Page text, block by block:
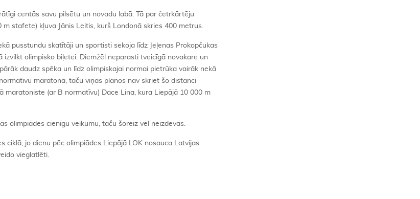
centās savu pilsētu un novadu labā. Tā par četrkārtēju
stafete) kļuva Jānis Leitis, kurš Londonā skries 400 metrus.
pusstundu skatītāji un sportisti sekoja līdz Jeļenas Prokopčukas
olimpisko biļetei. Diemžēl neparasti tveicīgā novakare un
daudz spēka un līdz olimpiskajai normai pietrūka vairāk nekā
maratonā, taču viņas plānos nav skriet šo distanci
(ar B normatīvu) Dace Lina, kura Liepājā 10 000 m
olimpiādes cienīgu veikumu, taču šoreiz vēl neizdevās.
ciklā, jo dienu pēc olimpiādes Liepājā LOK nosauca Latvijas
vieglatlēti.